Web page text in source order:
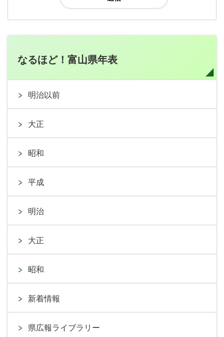
なるほど！富山県年表
明治以前
大正
昭和
平成
明治
大正
昭和
新着情報
県広報ライブラリー